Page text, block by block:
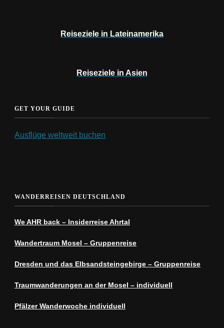
Reiseziele in Lateinamerika
Reiseziele in Asien
GET YOUR GUIDE
Ausflüge weltweit buchen
WANDERREISEN DEUTSCHLAND
We AHR back – Insiderreise Ahrtal
Wandertraum Mosel – Gruppenreise
Dresden und das Elbsandsteingebirge – Gruppenreise
Traumwanderungen an der Mosel – individuell
Pfälzer Wanderwoche individuell